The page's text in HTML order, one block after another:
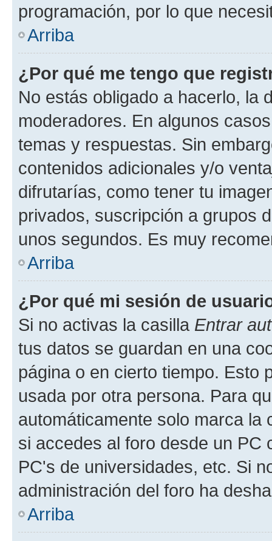
programación, por lo que
Arriba
¿Por qué me tengo que
No estás obligado a hacerlo, la
moderadores. En algunos
temas y respuestas. Sin
contenidos adicionales y/o
difrutarías, como tener tu
privados, suscripción a grupos
unos segundos. Es muy
Arriba
¿Por qué mi sesión de
Si no activas la casilla Entrar
tus datos se guardan en una
página o en cierto tiempo. Esto
usada por otra persona. Para
automáticamente solo marca la
si accedes al foro desde un PC
PC's de universidades, etc. Si
administración del foro ha
Arriba